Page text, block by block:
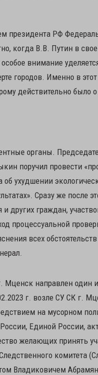
президента РФ
когда В.В. Путин в
внимание
городов. Именно в
действительно было
органы.
поручил провести
ухудшении
Сразу же после
других граждан,
процессуальной
всех
Мценск направлен один
г. возле СУ СК г.
на мусорном
Единой России,
желающих принять
комитета
Владиковичем